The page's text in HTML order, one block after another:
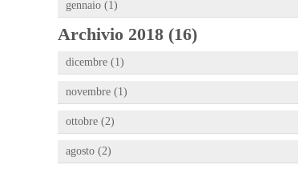
gennaio (1)
Archivio 2018 (16)
dicembre (1)
novembre (1)
ottobre (2)
agosto (2)